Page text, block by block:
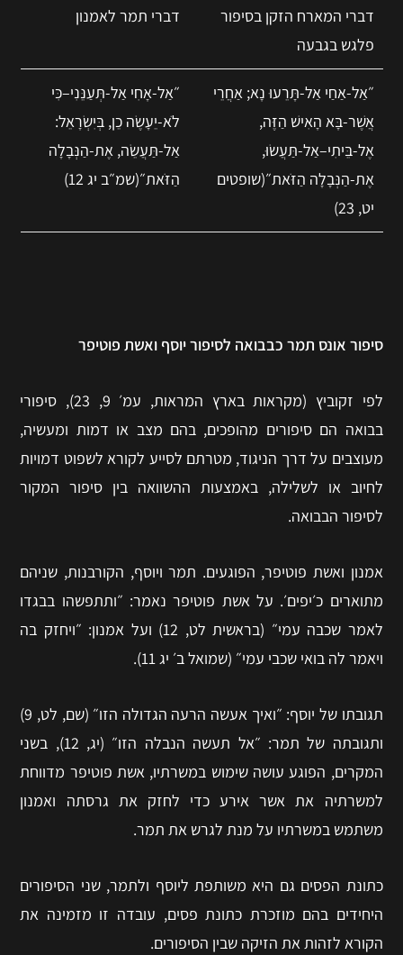
דברי המארח הזקן בסיפור
פלגש בגבעה
דברי תמר לאמנון
״אַל-אַחַי אַל-תָּרֵעוּ נָא; אַחֲרֵי
אֲשֶׁר-בָּא הָאִישׁ הַזֶּה,
אֶל-בֵּיתִי–אַל-תַּעֲשׂוּ,
אֶת-הַנְּבָלָה הַזֹּאת״(שופטים
יט, 23)
״אַל-אָחִי אַל-תְּעַנֵּנִי–כִּי
לֹא-יֵעָשֶׂה כֵן, בְּיִשְׂרָאֵל:
אַל-תַּעֲשֵׂה, אֶת-הַנְּבָלָה
הַזֹּאת״(שמ״ב יג 12)
סיפור אונס תמר כבבואה לסיפור יוסף ואשת פוטיפר
לפי זקוביץ (מקראות בארץ המראות, עמ׳ 9, 23), סיפורי
בבואה הם סיפורים מהופכים, בהם מצב או דמות ומעשיה,
מעוצבים על דרך הניגוד, מטרתם לסייע לקורא לשפוט דמויות
לחיוב או לשלילה, באמצעות ההשוואה בין סיפור המקור
לסיפור הבבואה.
אמנון ואשת פוטיפר, הפוגעים. תמר ויוסף, הקורבנות, שניהם
מתוארים כ׳יפים׳. על אשת פוטיפר נאמר: ״ותתפשהו בבגדו
לאמר שכבה עמי״ (בראשית לט, 12) ועל אמנון: ״ויחזק בה
ויאמר לה בואי שכבי עמי״ (שמואל ב׳ יג 11).
תגובתו של יוסף: ״ואיך אעשה הרעה הגדולה הזו״ (שם, לט, 9)
ותגובתה של תמר: ״אל תעשה הנבלה הזו״ (יג, 12), בשני
המקרים, הפוגע עושה שימוש במשרתיו, אשת פוטיפר מדווחת
למשרתיה את אשר אירע כדי לחזק את גרסתה ואמנון
משתמש במשרתיו על מנת לגרש את תמר.
כתונת הפסים גם היא משותפת ליוסף ולתמר, שני הסיפורים
היחידים בהם מוזכרת כתונת פסים, עובדה זו מזמינה את
הקורא לזהות את הזיקה שבין הסיפורים.